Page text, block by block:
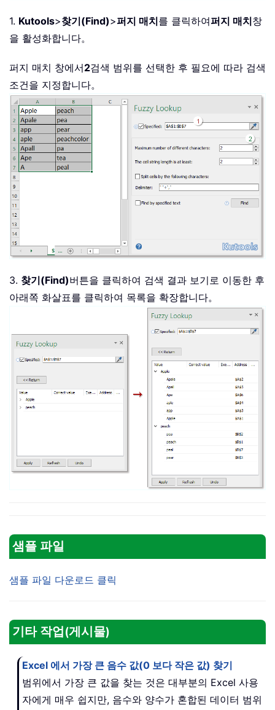
1. Kutools>찾기(Find)>퍼지 매치를 클릭하여퍼지 매치창
을 활성화합니다。
퍼지 매치 창에서2검색 범위를 선택한 후 필요에 따라 검색
조건을 지정합니다。
3. 찾기(Find)버튼을 클릭하여 검색 결과 보기로 이동한 후
아래쪽 화살표를 클릭하여 목록을 확장합니다。
샘플 파일
샘플 파일 다운로드 클릭
기타 작업(게시물)
Excel 에서 가장 큰 음수 값(0 보다 작은 값) 찾기
범위에서 가장 큰 값을 찾는 것은 대부분의 Excel 사용
자에게 매우 쉽지만, 음수와 양수가 혼합된 데이터 범위